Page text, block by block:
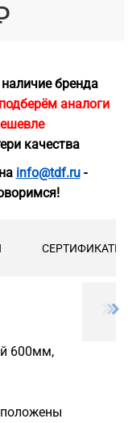
бренда
аналоги
качества
info@tdf.ru-
СЕРТИФИКАТЫ
600мм,